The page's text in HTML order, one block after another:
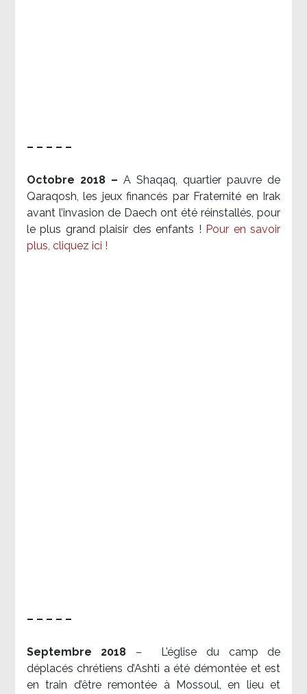
– – – – –
Octobre 2018 – A Shaqaq, quartier pauvre de
Qaraqosh, les jeux financés par Fraternité en Irak​
avant l’invasion de Daech ont été réinstallés, pour
le plus grand plaisir des enfants ! Pour en savoir
plus, cliquez ici !
– – – – –
Septembre 2018 –
L’église du camp de
déplacés chrétiens d’Ashti a été démontée et est
en train d’être remontée à Mossoul, en lieu et